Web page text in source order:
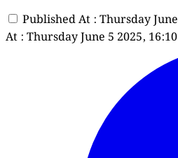
Published At : Thursday
At : Thursday June 5 2025, 16:10